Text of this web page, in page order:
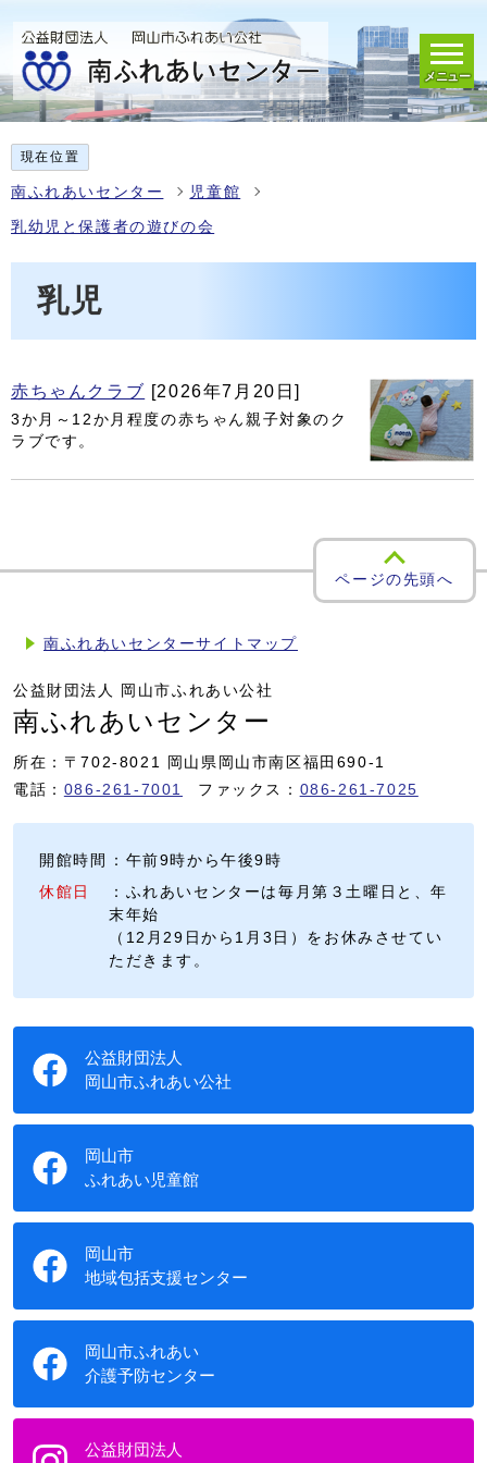
メニュー
現在位置
南ふれあいセンター 児童館
乳幼児と保護者の遊びの会
乳児
赤ちゃんクラブ [2026年7月20日]
3か月～12か月程度の赤ちゃん親子対象のク
ラブです。
ページの先頭へ
南ふれあいセンターサイトマップ
公益財団法人 岡山市ふれあい公社
南ふれあいセンター
所在：〒702-8021 岡山県岡山市南区福田690-1
電話： 086-261-7001 ファックス： 086-261-7025
開館時間
：午前9時から午後9時
休館日
：ふれあいセンターは毎月第３土曜日と、年
末年始
（12月29日から1月3日）をお休みさせてい
ただきます。
公益財団法人
岡山市ふれあい公社
岡山市
ふれあい児童館
岡山市
地域包括支援センター
岡山市ふれあい
介護予防センター
公益財団法人